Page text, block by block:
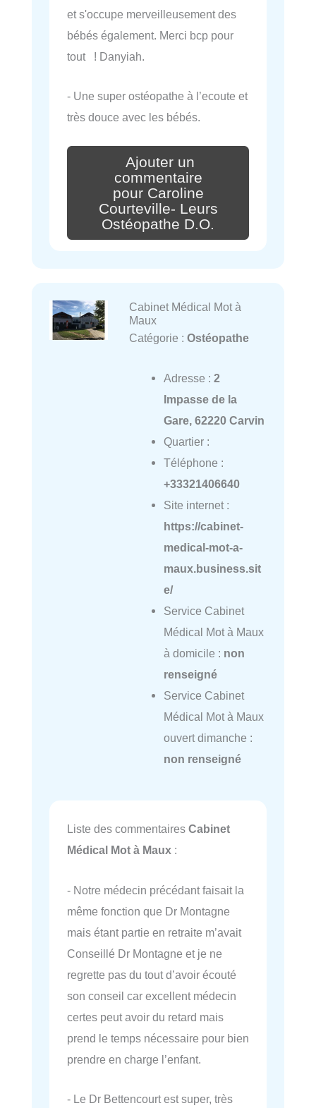
et s'occupe merveilleusement des
bébés également. Merci bcp pour
tout ! Danyiah.
- Une super ostéopathe à l’ecoute et
très douce avec les bébés.
Ajouter un
commentaire
pour Caroline
Courteville- Leurs
Ostéopathe D.O.
Cabinet Médical Mot à
Maux
Catégorie : Ostéopathe
Adresse : 2
Impasse de la
Gare, 62220 Carvin
Quartier :
Téléphone :
+33321406640
Site internet :
https://cabinet-
medical-mot-a-
maux.business.sit
e/
Service Cabinet
Médical Mot à Maux
à domicile : non
renseigné
Service Cabinet
Médical Mot à Maux
ouvert dimanche :
non renseigné
Liste des commentaires Cabinet
Médical Mot à Maux :
- Notre médecin précédant faisait la
même fonction que Dr Montagne
mais étant partie en retraite m’avait
Conseillé Dr Montagne et je ne
regrette pas du tout d’avoir écouté
son conseil car excellent médecin
certes peut avoir du retard mais
prend le temps nécessaire pour bien
prendre en charge l’enfant.
- Le Dr Bettencourt est super, très